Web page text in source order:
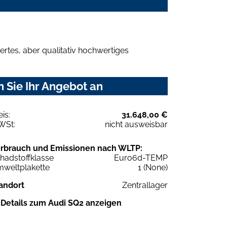
aber qualitativ hochwertiges
Sie Ihr Angebot an
31.648,00 €
nicht ausweisbar
und Emissionen nach WLTP:
Euro6d-TEMP
1 (None)
Zentrallager
zum Audi SQ2 anzeigen